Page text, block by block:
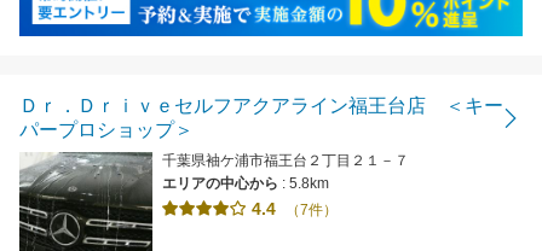
Ｄｒ．Ｄｒｉｖｅセルフアクアライン福王台店 ＜キー
パープロショップ＞
千葉県袖ケ浦市福王台２丁目２１－７
エリアの中心から : 5.8km
4.4 （7件）